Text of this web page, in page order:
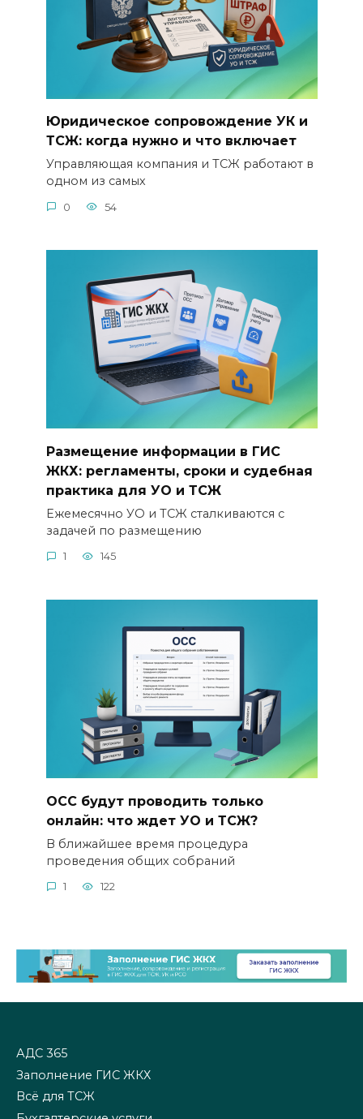
Юридическое сопровождение УК и
ТСЖ: когда нужно и что включает
Управляющая компания и ТСЖ работают в
одном из самых
0 54
Размещение информации в ГИС
ЖКХ: регламенты, сроки и судебная
практика для УО и ТСЖ
Ежемесячно УО и ТСЖ сталкиваются с
задачей по размещению
1 145
ОСС будут проводить только
онлайн: что ждет УО и ТСЖ?
В ближайшее время процедура
проведения общих собраний
1 122
АДС 365
Заполнение ГИС ЖКХ
Всё для ТСЖ